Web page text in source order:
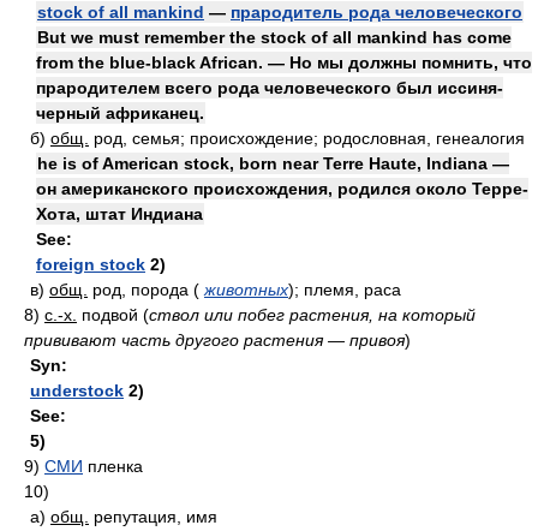
stock of all mankind — прародитель рода человеческого
But we must remember the stock of all mankind has come
from the blue-black African. — Но мы должны помнить, что
прародителем всего рода человеческого был иссиня-
черный африканец.
б) общ.
род, семья; происхождение; родословная, генеалогия
he is of American stock, born near Terre Haute, Indiana —
он американского происхождения, родился около Терре-
Хота, штат Индиана
See:
foreign stock 2)
в) общ. род, порода ( животных); племя, раса
8) с.-х. подвой (ствол или побег растения, на который
прививают часть другого растения — привоя)
Syn:
understock 2)
See:
5)
9) СМИ пленка
10)
а) общ.
репутация, имя